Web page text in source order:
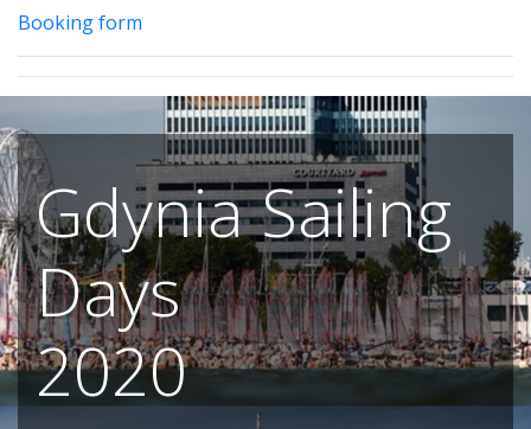
Booking form
Gdynia Sailing
Days
2020